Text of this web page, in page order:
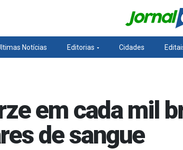
Notícias Editorias Cidades
em cada mil
de sangue